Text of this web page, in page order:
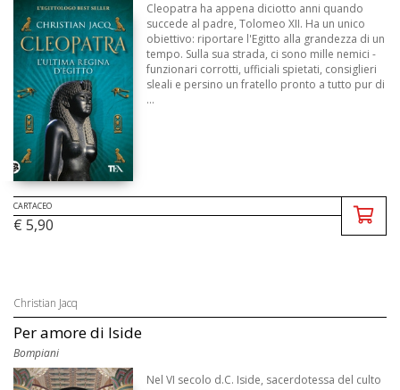
Cleopatra ha appena diciotto anni quando
succede al padre, Tolomeo XII. Ha un unico
obiettivo: riportare l'Egitto alla grandezza di un
tempo. Sulla sua strada, ci sono mille nemici -
funzionari corrotti, ufficiali spietati, consiglieri
sleali e persino un fratello pronto a tutto pur di
...
CARTACEO
€ 5,90
Christian Jacq
Per amore di Iside
Bompiani
Nel VI secolo d.C. Iside, sacerdotessa del culto